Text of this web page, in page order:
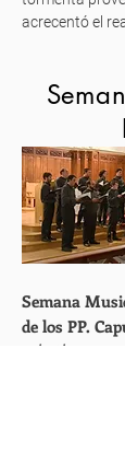
acrecentó el
Semana
de los PP.
14/06/2024,